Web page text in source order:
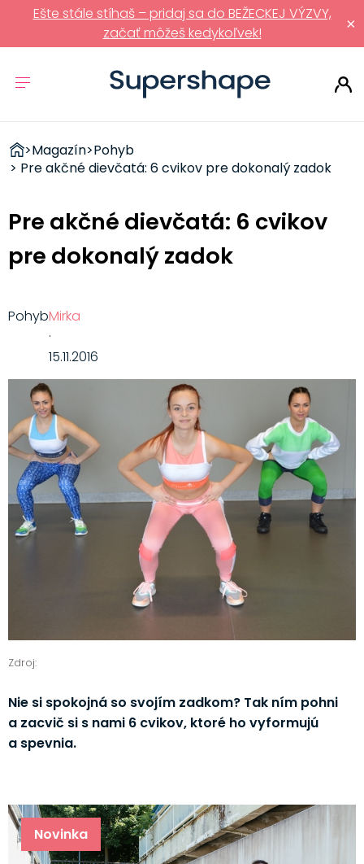
×
Ešte stále stíhaš – pridaj sa do BEŽECKEJ VÝZVY,
začať môžeš kedykoľvek!
ZDRAVÉ
RÝCHLOVKY
>Magazín>Pohyb
> Pre akčné dievčatá: 6 cvikov pre dokonalý zadok
Pre akčné dievčatá: 6 cvikov
pre dokonalý zadok
Zdroj:
Nie si spokojná so svojím zadkom? Tak ním pohni
a zacvič si s nami 6 cvikov, ktoré ho vyformujú
a spevnia.
Novinka
PohybMirka
·
15.11.2016